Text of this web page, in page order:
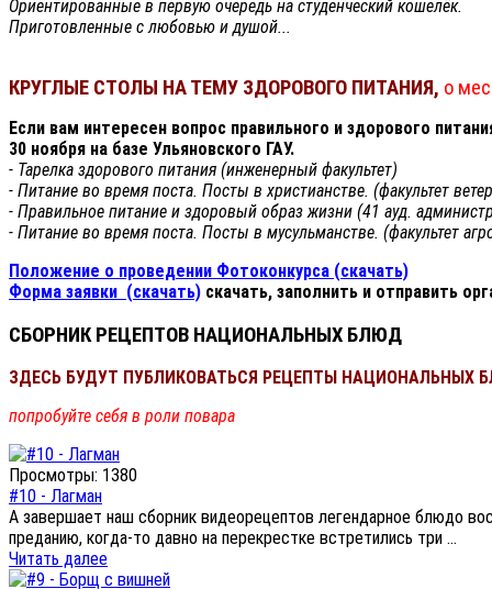
Ориентированные в первую очередь на студенческий кошелёк.
Приготовленные с любовью и душой...
КРУГЛЫЕ СТОЛЫ НА ТЕМУ ЗДОРОВОГО ПИТАНИЯ, о
Если вам интересен вопрос правильного и здорового
30 ноября на базе Ульяновского ГАУ.
- Тарелка здорового питания (инженерный факультет)
- Питание во время поста. Посты в христианстве. (факультет
- Правильное питание и здоровый образ жизни (41 ауд.
- Питание во время поста. Посты в мусульманстве. (факультет
Положение о проведении Фотоконкурса (скачать)
Форма заявки (скачать) скачать, заполнить и отправить
СБОРНИКРЕЦЕПТОВ НАЦИОНАЛЬНЫХ БЛЮД
ЗДЕСЬ БУДУТ ПУБЛИКОВАТЬСЯ РЕЦЕПТЫ НАЦИОНАЛЬНЫХ
попробуйте себя в роли повара
Просмотры: 1380
#10 - Лагман
А завершает наш сборник видеорецептов легендарное блюдо
преданию, когда-то давно на перекрестке встретились три ...
Читать далее